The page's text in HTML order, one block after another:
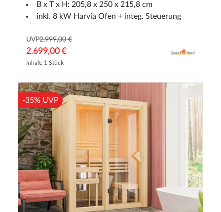
B x T x H: 205,8 x 250 x 215,8 cm
inkl. 8 kW Harvia Ofen + integ. Steuerung
UVP2.999,00 €
2.699,00 €
Inhalt: 1 Stück
-35% UVP